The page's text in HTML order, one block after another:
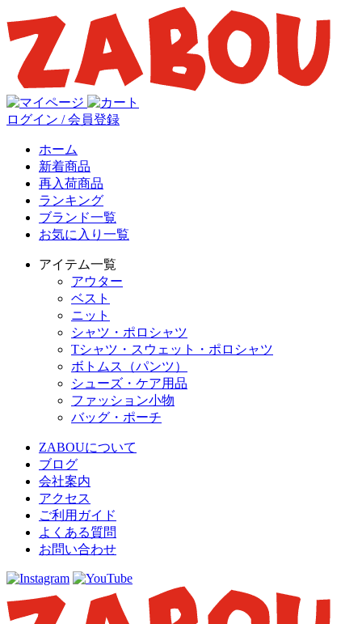
ログイン / 会員登録
ホーム
新着商品
再入荷商品
ランキング
ブランド一覧
お気に入り一覧
アイテム一覧
アウター
ベスト
ニット
シャツ・ポロシャツ
Tシャツ・スウェット・ポロシャツ
ボトムス（パンツ）
シューズ・ケア用品
ファッション小物
バッグ・ポーチ
ZABOUについて
ブログ
会社案内
アクセス
ご利用ガイド
よくある質問
お問い合わせ